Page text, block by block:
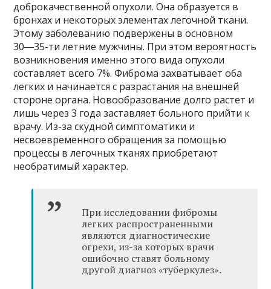
доброкачественной опухоли. Она образуется в
бронхах и некоторых элементах легочной ткани.
Этому заболеванию подвержены в основном
30―35-ти летние мужчины. При этом вероятность
возникновения именно этого вида опухоли
составляет всего 7%. Фиброма захватывает оба
легких и начинается с разрастания на внешней
стороне органа. Новообразование долго растет и
лишь через 3 года заставляет больного прийти к
врачу. Из-за скудной симптоматики и
несвоевременного обращения за помощью
процессы в легочных тканях приобретают
необратимый характер.
При исследовании фибромы
легких распространенными
являются диагностические
огрехи, из-за которых врачи
ошибочно ставят больному
другой диагноз «туберкулез».